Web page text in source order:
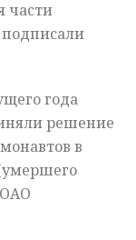
части
подписали
года
решение
в
умершего
ОАО